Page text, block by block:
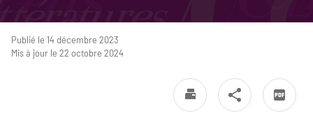
Publié le 14 décembre 2023
Mis à jour le 22 octobre 2024